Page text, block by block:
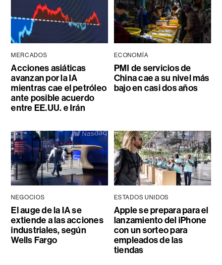
MERCADOS
Acciones asiáticas
avanzan por la IA
mientras cae el petróleo
ante posible acuerdo
entre EE.UU. e Irán
ECONOMÍA
PMI de servicios de
China cae a su nivel más
bajo en casi dos años
NEGOCIOS
El auge de la IA se
extiende a las acciones
industriales, según
Wells Fargo
ESTADOS UNIDOS
Apple se prepara para el
lanzamiento del iPhone
con un sorteo para
empleados de las
tiendas